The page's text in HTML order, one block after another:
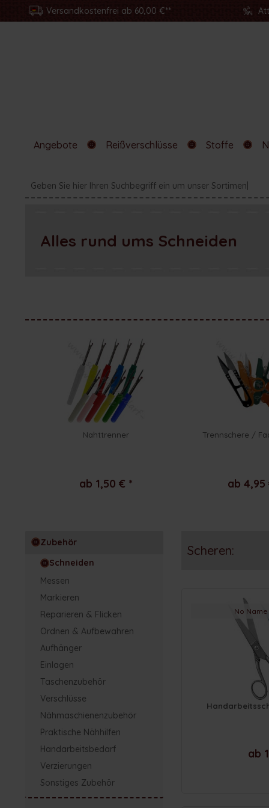
Versandkostenfrei ab 60,00 €**
Angebote Reißverschlüsse Stoffe
Alles rund ums Schneiden
Nahttrenner
ab 1,50 € *
Trennschere /
ab 4,95
Zubehör
Schneiden
Messen
Markieren
Reparieren & Flicken
Ordnen & Aufbewahren
Aufhänger
Einlagen
Taschenzubehör
Verschlüsse
Nähmaschienenzubehör
Praktische Nähhilfen
Handarbeitsbedarf
Verzierungen
Sonstiges Zubehör
Scheren:
No
ab